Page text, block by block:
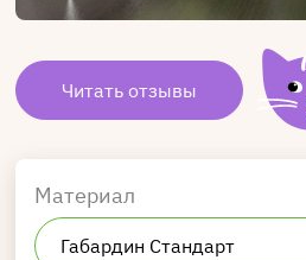
Читать отзывы
Материал